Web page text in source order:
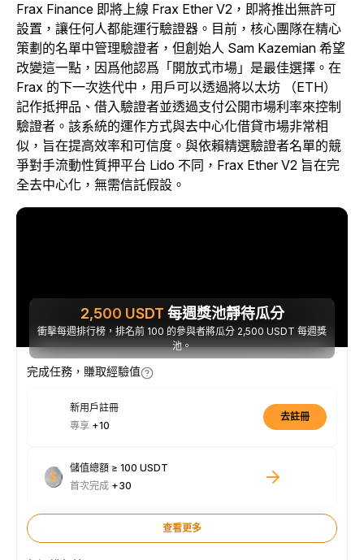
Frax Finance 即將上線 Frax Ether V2，即將推出無許可
設置，讓任何人都能運行驗證器。目前，核心團隊在精心
策劃的名單中管理驗證者，但創始人 Sam Kazemian 希望
改變這一點，因爲他認爲「開放式市場」是最佳選擇。在
Frax 的下一次迭代中，用戶可以透過將以太坊 （ETH）
記作抵押品、借入驗證者並透過支付公開市場利率來控制
驗證者。該系統的運作方式與去中心化借貸市場非常相
似，旨在提高效率和可信度。與依賴精選驗證者名單的競
爭對手流動性質押平台 Lido 不同，Frax Ether V2 旨在完
全去中心化，無需信託假設。
2,500 USDT 每週獎池靜待瓜分
衝擊每週排行榜，排名前 100 的參與者將瓜分 2,500 USDT 每週獎
池。
完成任務，賺取經驗值
新用戶註冊
專享 +10
去註冊
儲值總額 ≥ 100 USDT
首次完成 +30
查看更多